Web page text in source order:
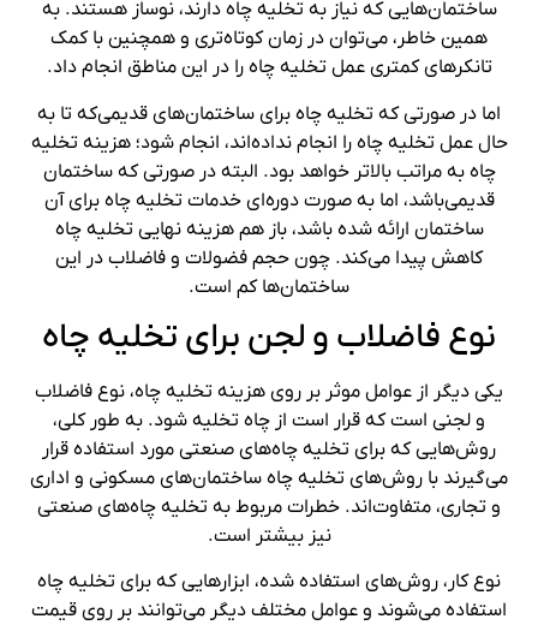
ساختمان‌هایی که نیاز به تخلیه چاه دارند، نوساز هستند. به
همین خاطر، می‌توان در زمان کوتاه‌تری و همچنین با کمک
تانکرهای کمتری عمل تخلیه چاه را در این مناطق انجام داد.
اما در صورتی که تخلیه چاه برای ساختمان‌های قدیمی‌که تا به
حال عمل تخلیه چاه را انجام نداده‌اند، انجام شود؛ هزینه تخلیه
چاه به مراتب بالاتر خواهد بود. البته در صورتی که ساختمان
قدیمی‌باشد، اما به صورت دوره‌ای خدمات تخلیه چاه برای آن
ساختمان ارائه شده باشد، باز هم هزینه نهایی تخلیه چاه
کاهش پیدا می‌کند. چون حجم فضولات و فاضلاب در این
ساختمان‌ها کم است.
نوع فاضلاب و لجن برای تخلیه چاه
یکی دیگر از عوامل موثر بر روی هزینه تخلیه چاه، نوع فاضلاب
و لجنی است که قرار است از چاه تخلیه شود. به طور کلی،
روش‌هایی که برای تخلیه چاه‌های صنعتی مورد استفاده قرار
می‌گیرند با روش‌های تخلیه چاه ساختمان‌های مسکونی و اداری
و تجاری، متفاوت‌اند. خطرات مربوط به تخلیه چاه‌های صنعتی
نیز بیشتر است.
نوع کار، روش‌های استفاده شده، ابزارهایی که برای تخلیه چاه
استفاده می‌شوند و عوامل مختلف دیگر می‌توانند بر روی قیمت